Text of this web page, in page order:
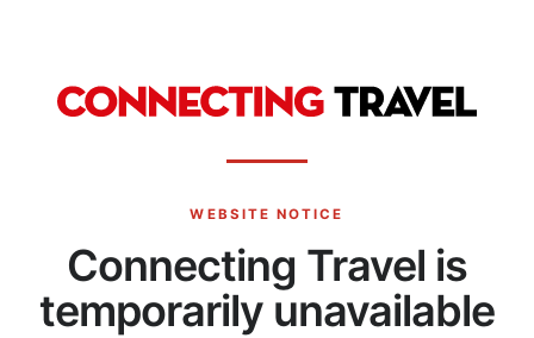
WEBSITE NOTICE
Connecting Travel is
temporarily unavailable